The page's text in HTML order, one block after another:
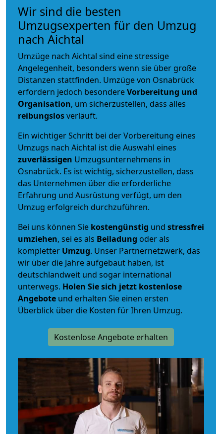
Wir sind die besten
Umzugsexperten für den Umzug
nach Aichtal
Umzüge nach Aichtal sind eine stressige
Angelegenheit, besonders wenn sie über große
Distanzen stattfinden. Umzüge von Osnabrück
erfordern jedoch besondereVorbereitung und
Organisation, um sicherzustellen, dass alles
reibungslosverläuft.
Ein wichtiger Schritt bei der Vorbereitung eines
Umzugs nach Aichtal ist die Auswahl eines
zuverlässigen Umzugsunternehmens in
Osnabrück. Es ist wichtig, sicherzustellen, dass
das Unternehmen über die erforderliche
Erfahrung und Ausrüstung verfügt, um den
Umzug erfolgreich durchzuführen.
Bei uns können Sie kostengünstig und stressfrei
umziehen, sei es als Beiladung oder als
kompletter Umzug. Unser Partnernetzwerk, das
wir über die Jahre aufgebaut haben, ist
deutschlandweit und sogar international
unterwegs. Holen Sie sich jetzt kostenlose
Angebote und erhalten Sie einen ersten
Überblick über die Kosten für Ihren Umzug.
Kostenlose Angebote erhalten